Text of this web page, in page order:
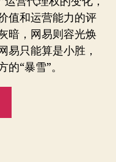
力
量
值和运营能力的评
暗，网易则容光焕
易只能算是小胜，
“暴雪”。